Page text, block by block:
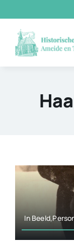
naar
inhoud
In